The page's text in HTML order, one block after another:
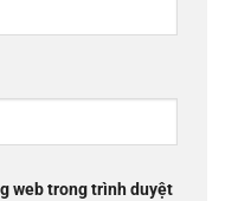
web trong trình duyệt